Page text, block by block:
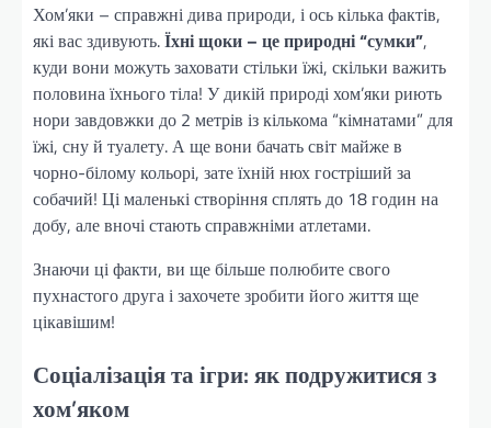
Хом’яки – справжні дива природи, і ось кілька фактів,
які вас здивують.Їхні щоки – це природні “сумки”,
куди вони можуть заховати стільки їжі, скільки важить
половина їхнього тіла! У дикій природі хом’яки риють
нори завдовжки до 2 метрів із кількома “кімнатами” для
їжі, сну й туалету. А ще вони бачать світ майже в
чорно-білому кольорі, зате їхній нюх гостріший за
собачий! Ці маленькі створіння сплять до 18 годин на
добу, але вночі стають справжніми атлетами.
Знаючи ці факти, ви ще більше полюбите свого
пухнастого друга і захочете зробити його життя ще
цікавішим!
Соціалізація та ігри: як подружитися з
хом’яком